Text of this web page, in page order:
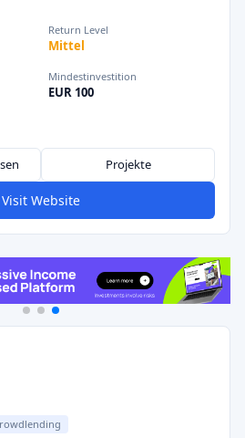
Return Level
Mittel
Mindestinvestition
EUR 100
Projekte
Visit Website